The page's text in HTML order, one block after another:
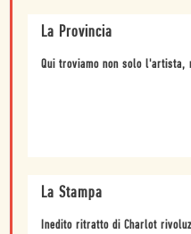
La Provincia
Qui troviamo non solo l'artista,
La Stampa
Inedito ritratto di Charlot